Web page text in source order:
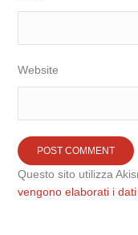
Website
Questo sito utilizza
vengono elaborati i